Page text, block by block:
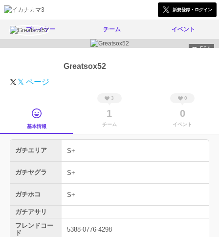
新規登録・ログイン
プレイヤー チーム イベント
564
Greatsox52
𝕏 ページ
基本情報
3
1
チーム
0
0
イベント
ガチエリア S+
ガチヤグラ S+
ガチホコ S+
ガチアサリ
フレンドコー
ド
5388-0776-4298